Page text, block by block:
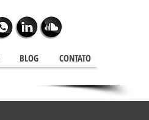
BLOG CONTATO